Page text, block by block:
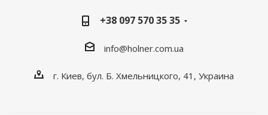
+38 097 570 35 35
info@holner.com.ua
г. Киев, бул. Б. Хмельницкого, 41, Украина